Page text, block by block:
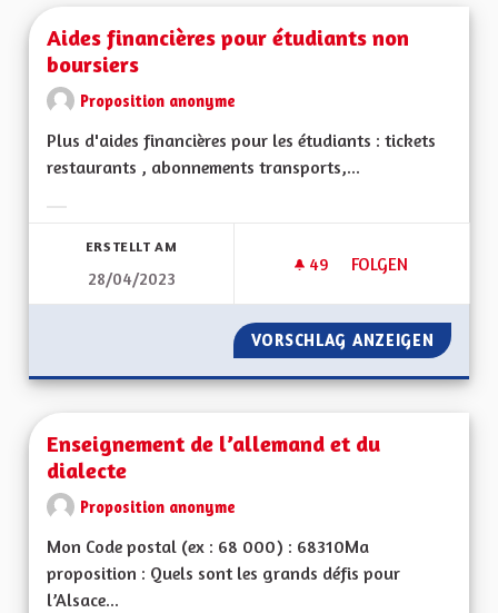
Aides financières pour étudiants non
boursiers
Proposition anonyme
Plus d'aides financières pour les étudiants : tickets
restaurants , abonnements transports,...
ERSTELLT AM
28/04/2023
49 49 FOLLOWER
FOLGEN
AIDES
VORSCHLAG ANZEIGEN AIDES
Enseignement de l’allemand et du
dialecte
Proposition anonyme
Mon Code postal (ex : 68 000) : 68310Ma
proposition : Quels sont les grands défis pour
l’Alsace...